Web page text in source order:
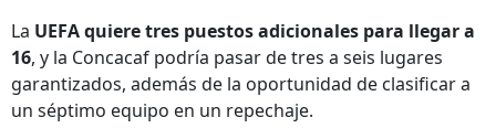
La UEFA quiere tres puestos adicionales para llegar a
16, y la Concacaf podría pasar de tres a seis lugares
garantizados, además de la oportunidad de clasificar a
un séptimo equipo en un repechaje.